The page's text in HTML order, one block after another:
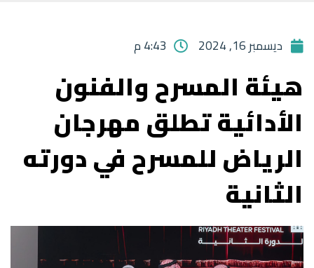
ديسمبر 16, 2024 4:43 م
هيئة المسرح والفنون
الأدائية تطلق مهرجان
الرياض للمسرح في دورته
الثانية